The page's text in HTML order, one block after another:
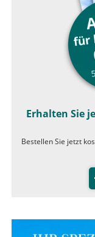
Erhalten Sie
Bestellen Sie jetzt